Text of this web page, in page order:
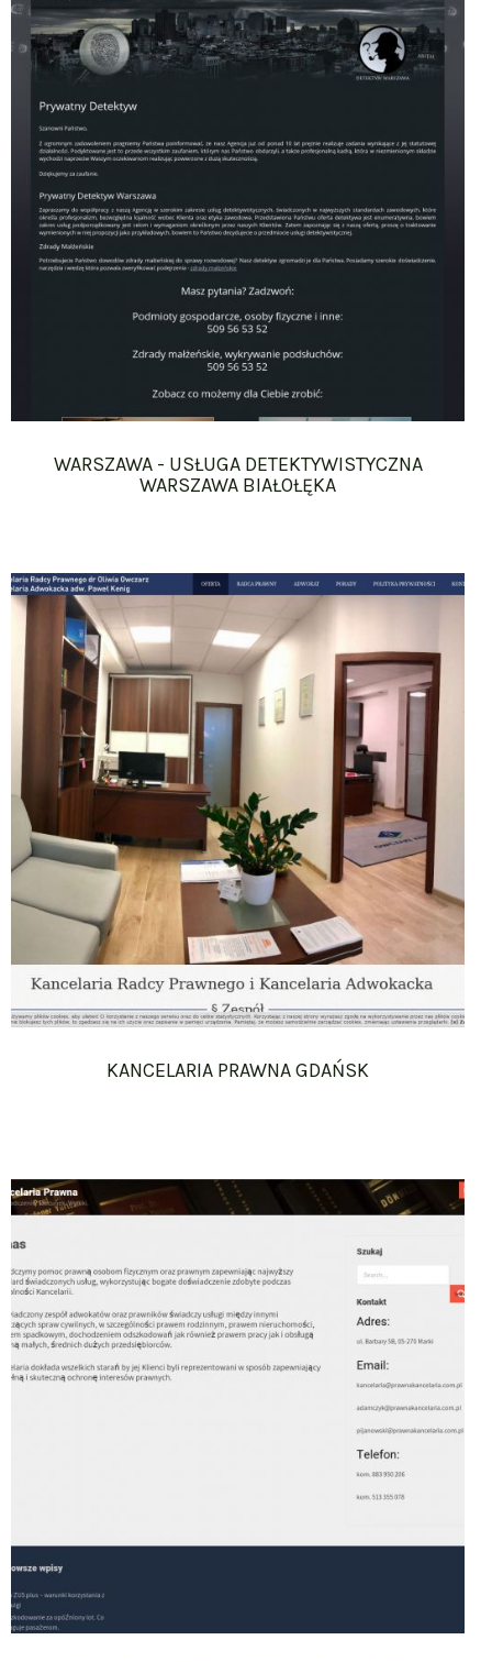
WARSZAWA - USŁUGA DETEKTYWISTYCZNA
WARSZAWA BIAŁOŁĘKA
KANCELARIA PRAWNA GDAŃSK